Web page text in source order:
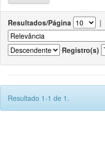
Resultados/Página |
Registro(s)
Resultado 1-1 de 1.